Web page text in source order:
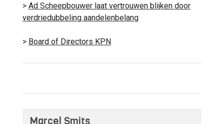
> Ad Scheepbouwer laat vertrouwen blijken door
verdriedubbeling aandelenbelang
> Board of Directors KPN
Marcel Smits